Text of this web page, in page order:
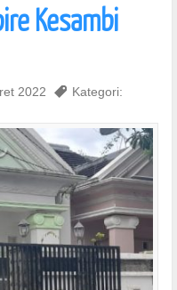
Kesambi
2022 , Kategori: